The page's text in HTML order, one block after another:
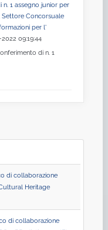
1 assegno junior per
Concorsuale
per l'
09:19:44
di n. 1
di collaborazione
Heritage
di collaborazione